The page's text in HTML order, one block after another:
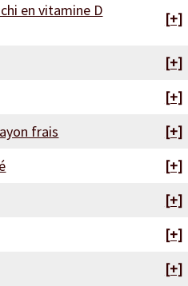
en vitamine D
[+]
[+]
[+]
frais
[+]
[+]
[+]
[+]
[+]